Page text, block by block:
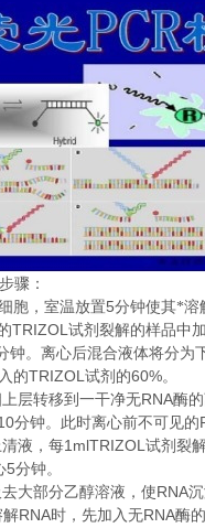
骤：
胞，室温放置5分钟使其*溶
TRIZOL 试剂裂解的样品中
钟。离心后混合液体将分为
的TRIZOL 试剂的60%。
层转移到一干净无RNA酶
分钟。此时离心前不可见的
液，每1mlTRIZOL 试剂裂
5分钟。
大部分乙醇溶液，使RNA
解RNA时，先加入无RNA酶